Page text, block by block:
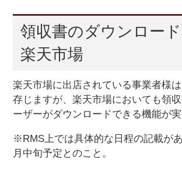
領収書のダウンロード
楽天市場
楽天市場に出店されている事業者様
存じますが、楽天市場においても領
ーザーがダウンロードできる機能が実
※RMS上では具体的な日程の記載が
月中旬予定とのこと。